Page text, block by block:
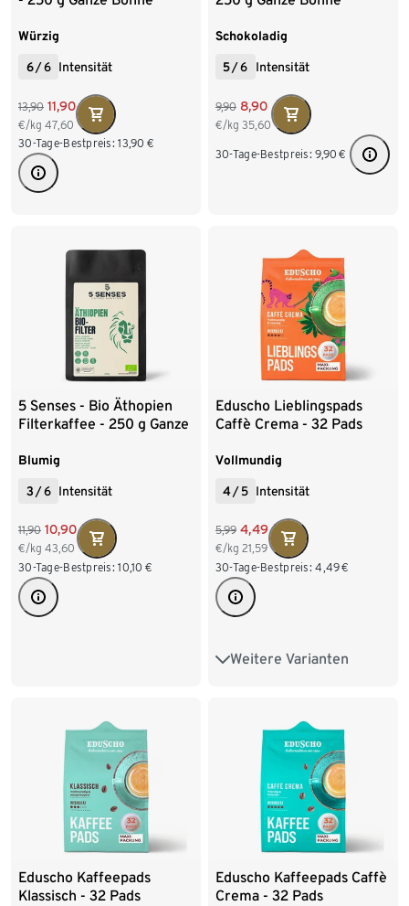
Würzig
6 /6 Intensität
13,90 11,90
€/kg 47,60
30-Tage-Bestpreis: 13,90 €
Schokoladig
5/6 Intensität
9,90 8,90
€/kg 35,60
30-Tage-Bestpreis: 9,90 €
5 Senses - Bio Äthopien
Filterkaffee - 250 g Ganze
Blumig
3 /6 Intensität
11,90 10,90
€/kg 43,60
30-Tage-Bestpreis: 10,10 €
Eduscho Lieblingspads
Caffè Crema - 32 Pads
Vollmundig
4/5 Intensität
5,99 4,49
€/kg 21,59
30-Tage-Bestpreis: 4,49€
Weitere Varianten
32 Pads 384 Pads
Eduscho Kaffeepads
Klassisch - 32 Pads
Eduscho Kaffeepads Caffè
Crema - 32 Pads